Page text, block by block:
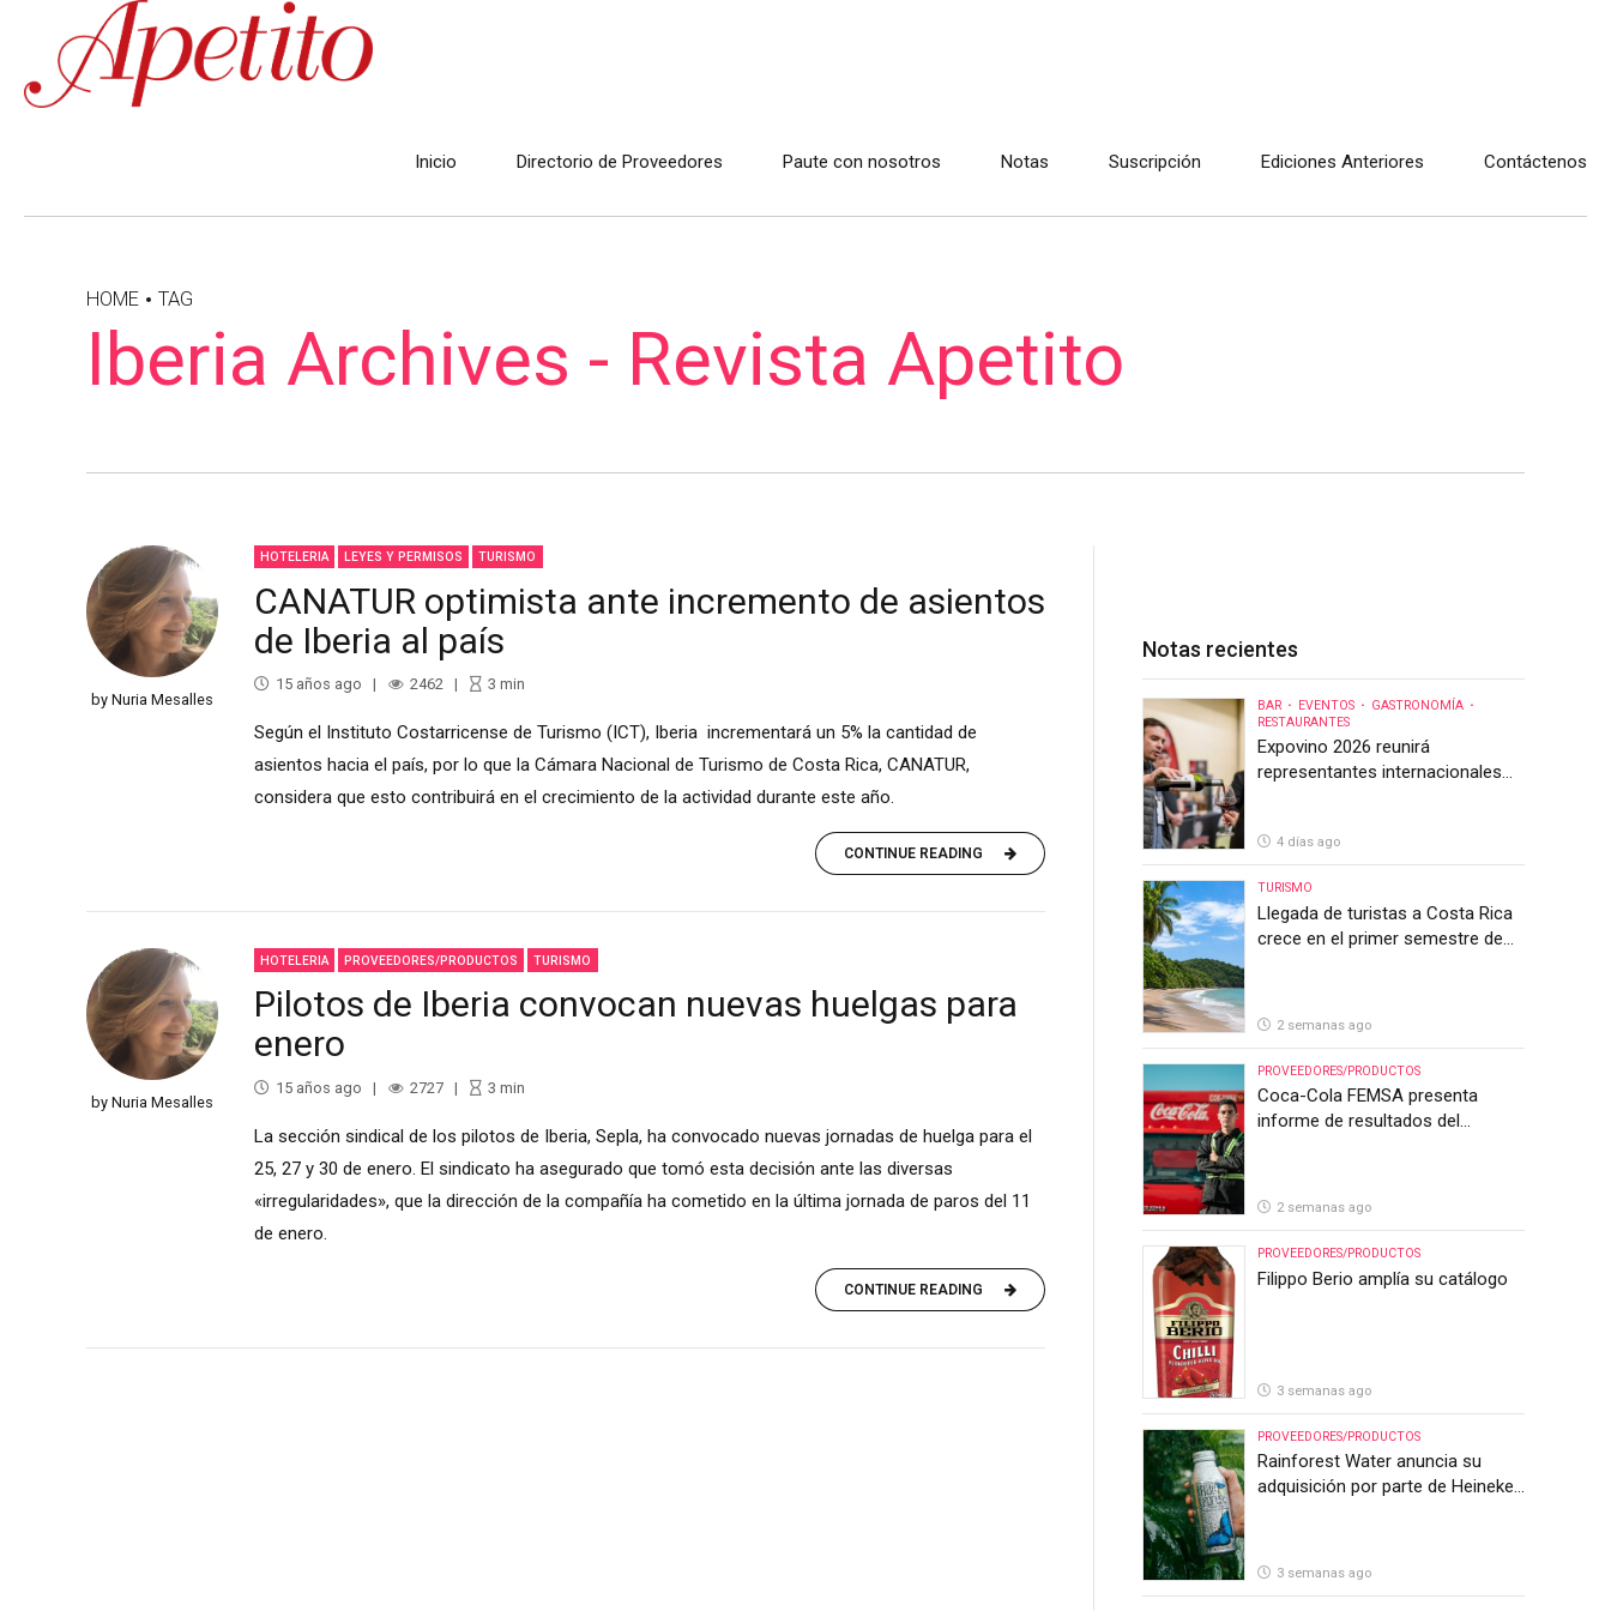
Inicio Directorio de Proveedores Paute con nosotros Notas Suscripción Ediciones Anteriores Contáctenos
HOME TAG
Iberia Archives - Revista Apetito
by Nuria Mesalles
HOTELERIA LEYES Y PERMISOS TURISMO
CANATUR optimista ante incremento de asientos
de Iberia al país
15 años ago 2462 3 min
Según el Instituto Costarricense de Turismo (ICT), Iberia incrementará un 5% la cantidad de
asientos hacia el país, por lo que la Cámara Nacional de Turismo de Costa Rica, CANATUR,
considera que esto contribuirá en el crecimiento de la actividad durante este año.
CONTINUE READING
by Nuria Mesalles
HOTELERIA PROVEEDORES/PRODUCTOS TURISMO
Pilotos de Iberia convocan nuevas huelgas para
enero
15 años ago 2727 3 min
La sección sindical de los pilotos de Iberia, Sepla, ha convocado nuevas jornadas de huelga para el
25, 27 y 30 de enero. El sindicato ha asegurado que tomó esta decisión ante las diversas
«irregularidades», que la dirección de la compañía ha cometido en la última jornada de paros del 11
de enero.
CONTINUE READING
Notas recientes
BAR EVENTOS
GASTRONOMÍA
RESTAURANTES
Expovino 2026 reunirá
representantes internacionales
4 días ago
TURISMO
Llegada de turistas a Costa Rica
crece en el primer semestre de
2 semanas ago
PROVEEDORES/PRODUCTOS
Coca-Cola FEMSA presenta
informe de resultados del
2 semanas ago
PROVEEDORES/PRODUCTOS
Filippo Berio amplía su catálogo
3 semanas ago
PROVEEDORES/PRODUCTOS
Rainforest Water anuncia su
adquisición por parte de Heineken
3 semanas ago